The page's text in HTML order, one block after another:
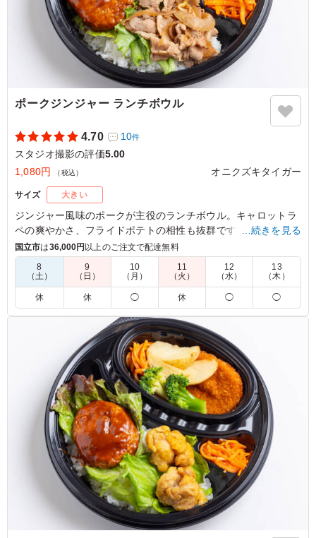
ご利用シーン：ロケ・撮影›スタジオ撮影
東京都江東区新木場2026/01/12
ポークジンジャー ランチボウル
4.70 10件
スタジオ撮影の評価5.00
1,080円
（税込） オニクズキタイガー
サイズ 大きい
ジンジャー風味のポークが主役のランチボウル。キャロットラ
ペの爽やかさ、フライドポテトの相性も抜群です。会議やイベ
ントにもぴったりな一品を、オニクズキタイガーでお楽しみく
ださい。
5.0
豚の生姜焼きは、やわらかな肉に生姜の香りと甘辛いタレ
がしっかり絡み、ご飯との相性が抜群でした。濃すぎない
味付けで食べやすく、副菜とのバランスも良いため、最後
まで飽きずに美味しくいただけるお弁当です。
ご利用シーン：ロケ・撮影›スタジオ撮影
東京都渋谷区恵比寿2026/07/28
…続きを見る
国立市は36,000円 以上のご注文で配達無料
8
（土）
9
（日）
10
（月）
11
（火）
12
（水）
13
（木）
休 休 ◯ 休 ◯ ◯